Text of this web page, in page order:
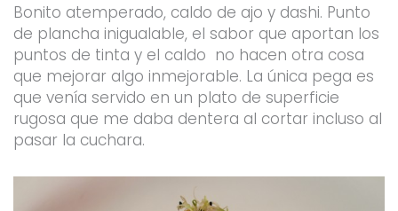
Bonito atemperado, caldo de ajo y dashi. Punto
de plancha inigualable, el sabor que aportan los
puntos de tinta y el caldo no hacen otra cosa
que mejorar algo inmejorable. La única pega es
que venía servido en un plato de superficie
rugosa que me daba dentera al cortar incluso al
pasar la cuchara.